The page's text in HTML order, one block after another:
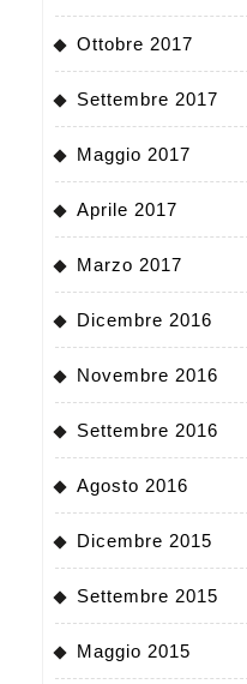
Ottobre 2017
Settembre 2017
Maggio 2017
Aprile 2017
Marzo 2017
Dicembre 2016
Novembre 2016
Settembre 2016
Agosto 2016
Dicembre 2015
Settembre 2015
Maggio 2015